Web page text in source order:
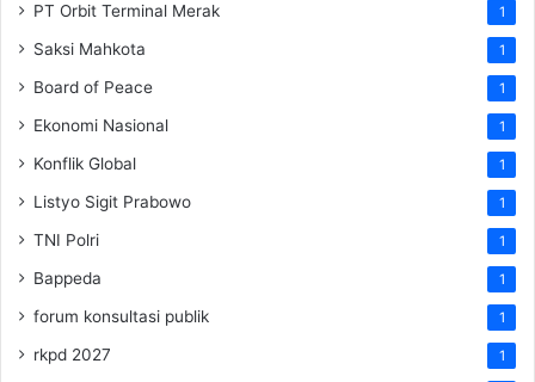
PT Orbit Terminal Merak 1
Saksi Mahkota 1
Board of Peace 1
Ekonomi Nasional 1
Konflik Global 1
Listyo Sigit Prabowo 1
TNI Polri 1
Bappeda 1
forum konsultasi publik 1
rkpd 2027 1